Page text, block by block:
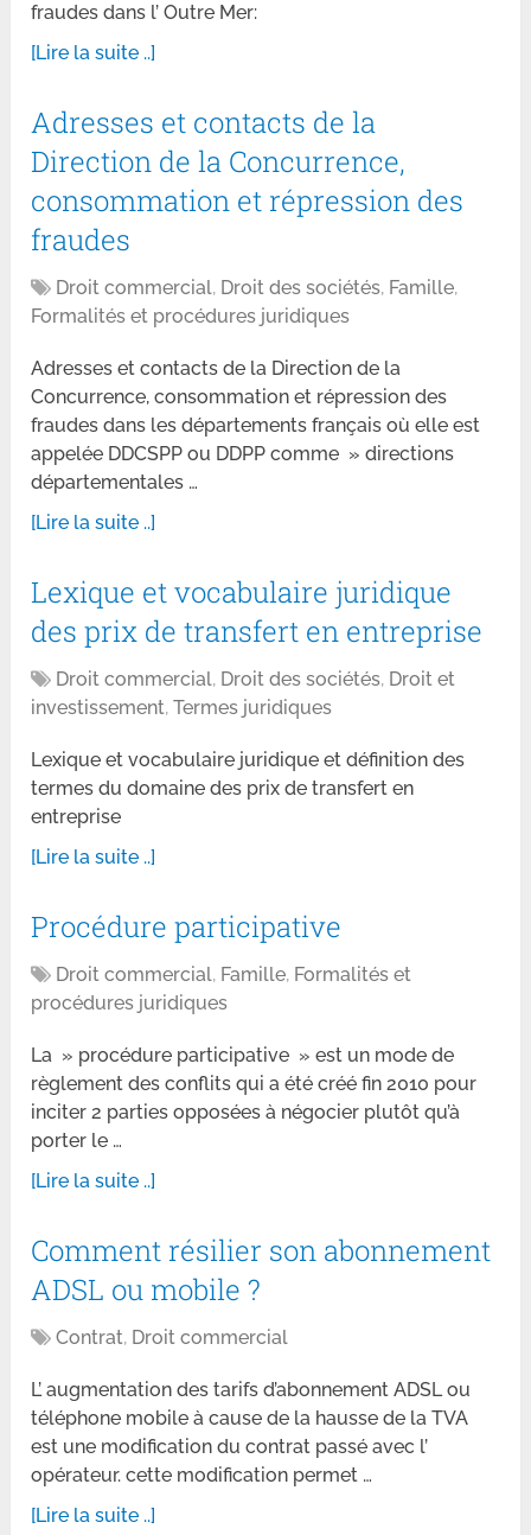
fraudes dans l’ Outre Mer:
[Lire la suite ..]
Adresses et contacts de la
Direction de la Concurrence,
consommation et répression des
fraudes
Droit commercial, Droit des sociétés, Famille,
Formalités et procédures juridiques
Adresses et contacts de la Direction de la
Concurrence, consommation et répression des
fraudes dans les départements français où elle est
appelée DDCSPP ou DDPP comme » directions
départementales …
[Lire la suite ..]
Lexique et vocabulaire juridique
des prix de transfert en entreprise
Droit commercial, Droit des sociétés, Droit et
investissement,Termes juridiques
Lexique et vocabulaire juridique et définition des
termes du domaine des prix de transfert en
entreprise
[Lire la suite ..]
Procédure participative
Droit commercial, Famille, Formalités et
procédures juridiques
La » procédure participative » est un mode de
règlement des conflits qui a été créé fin 2010 pour
inciter 2 parties opposées à négocier plutôt qu’à
porter le …
[Lire la suite ..]
Comment résilier son abonnement
ADSL ou mobile ?
Contrat, Droit commercial
L’ augmentation des tarifs d’abonnement ADSL ou
téléphone mobile à cause de la hausse de la TVA
est une modification du contrat passé avec l’
opérateur. cette modification permet …
[Lire la suite ..]